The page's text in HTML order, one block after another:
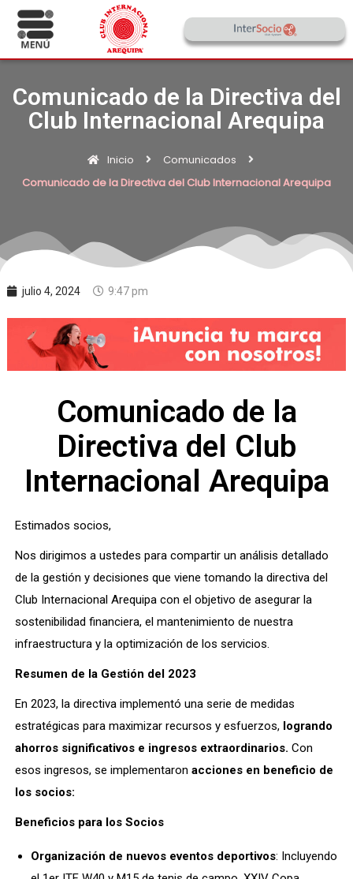
Comunicado de la Directiva del
Club Internacional Arequipa
Inicio
Comunicados
Comunicado de la Directiva del Club Internacional Arequipa
julio 4, 2024 9:47 pm
Comunicado de la
Directiva del Club
Internacional Arequipa
Estimados socios,
Nos dirigimos a ustedes para compartir un análisis detallado
de la gestión y decisiones que viene tomando la directiva del
Club Internacional Arequipa con el objetivo de asegurar la
sostenibilidad financiera, el mantenimiento de nuestra
infraestructura y la optimización de los servicios.
Resumen de la Gestión del 2023
En 2023, la directiva implementó una serie de medidas
estratégicas para maximizar recursos y esfuerzos, logrando
ahorros significativos e ingresos extraordinarios. Con
esos ingresos, se implementaron acciones en beneficio de
los socios:
Beneficios para los Socios
Organización de nuevos eventos deportivos: Incluyendo